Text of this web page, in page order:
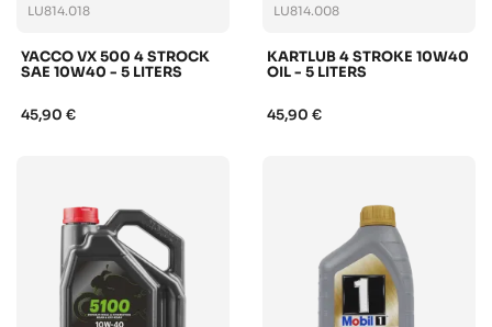
LU814.018
YACCO VX 500 4 STROCK
SAE 10W40 - 5 LITERS
45,90 €
LU814.008
KARTLUB 4 STROKE 10W40
OIL - 5 LITERS
45,90 €